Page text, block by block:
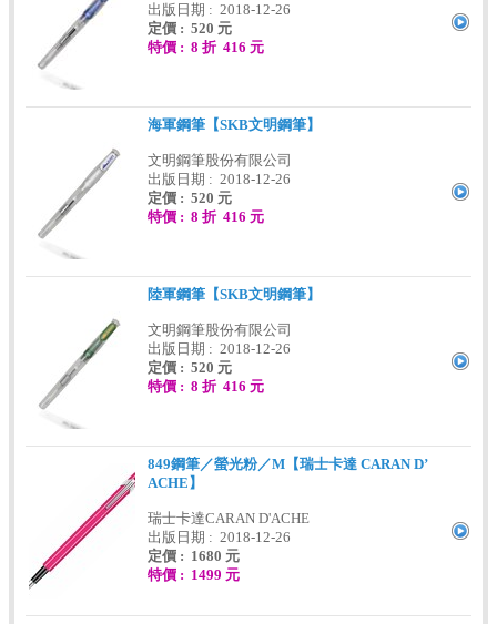
出版日期 : 2018-12-26
定價 : 520 元
特價 : 8 折 416 元
海軍鋼筆【SKB文明鋼筆】
文明鋼筆股份有限公司
出版日期 : 2018-12-26
定價 : 520 元
特價 : 8 折 416 元
陸軍鋼筆【SKB文明鋼筆】
文明鋼筆股份有限公司
出版日期 : 2018-12-26
定價 : 520 元
特價 : 8 折 416 元
849鋼筆／螢光粉／M【瑞士卡達 CARAN D’
ACHE】
瑞士卡達CARAN D'ACHE
出版日期 : 2018-12-26
定價 : 1680 元
特價 : 1499 元